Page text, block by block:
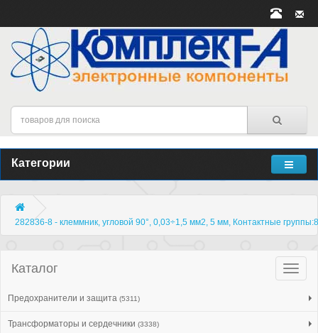
Категории
282836-8 - клеммник, угловой 90°, 0,03÷1,5 мм2, 5 мм, Контактные группы:8
Каталог
Предохранители и защита (5311)
Трансформаторы и сердечники (3338)